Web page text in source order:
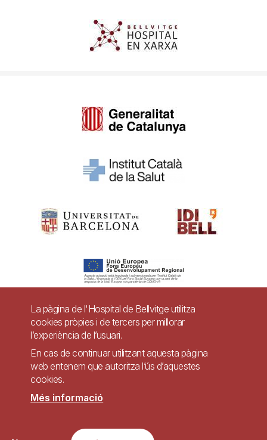
Pie
página
Contacte
Accessibilitat Avís legal Ajuda
Lloc web accessible de conformitat amb el Reial Decret 1112/2018, de 7 de
La pàgina de l'Hospital de Bellvitge utilitza
cookies pròpies i de tercers per millorar
l’experiència de l’usuari.
En cas de continuar utilitzant aquesta pàgina
web entenem que autoritza l’ús d’aquestes
cookies.
Més informació